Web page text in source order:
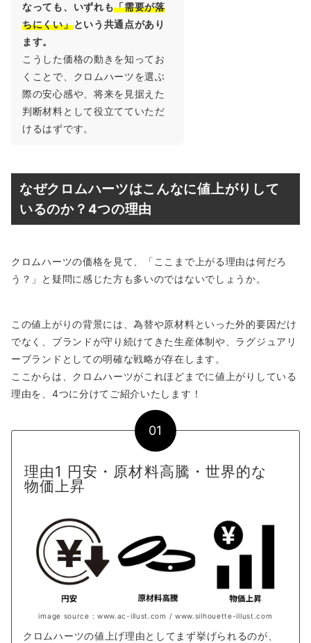
なっても、いずれも「需要が落
ちにくい」という共通点があり
ます。
こうした価格の動きを知ってお
くことで、クロムハーツを選ぶ
際の安心感や、将来を見据えた
判断材料として役立てていただ
けるはずです。
なぜクロムハーツはこんなに値上がりして
いるのか？4つの理由
クロムハーツの価格を見て、「ここまで上がる理由は何だろ
う？」と疑問に感じた方も多いのではないでしょうか。
この値上がりの背景には、為替や原材料といった外的要因だけ
でなく、ブランドが守り続けてきた生産体制や、ラグジュアリ
ーブランドとしての明確な戦略が存在します。
ここからは、クロムハーツがこれほどまでに値上がりしている
理由を、4つに分けてご紹介いたします！
01
理由1 円安・原材料高騰・世界的な
物価上昇
image source : www.ac-illust.com / www.silhouette-illust.com
クロムハーツの値上げ理由としてまず挙げられるのが、